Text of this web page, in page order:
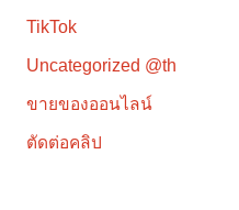
TikTok
Uncategorized @th
ขายของออนไลน์
ตัดต่อคลิป